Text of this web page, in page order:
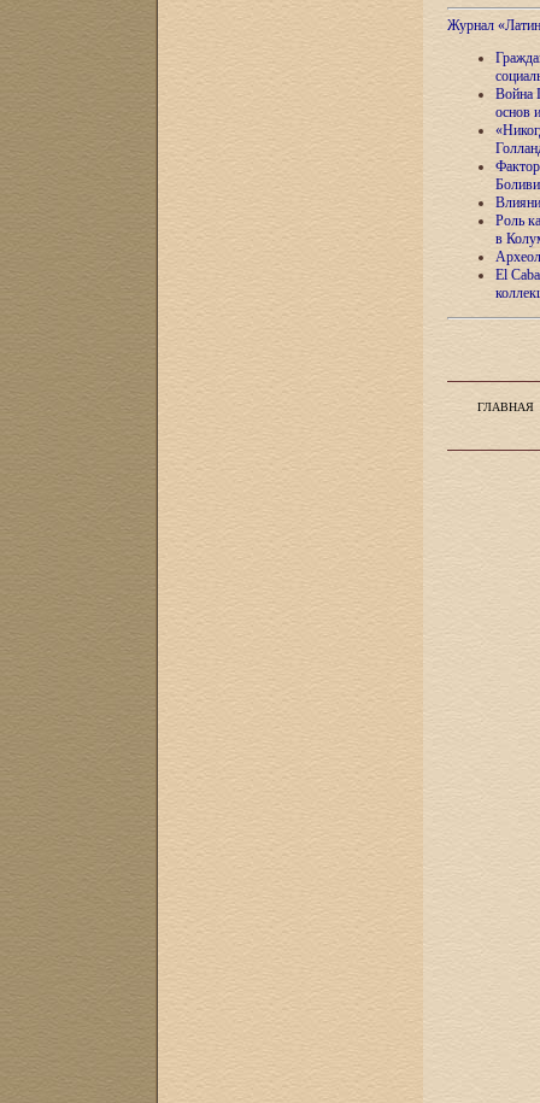
Журнал
Война
основ
Роль
в
El
ГЛАВНАЯ